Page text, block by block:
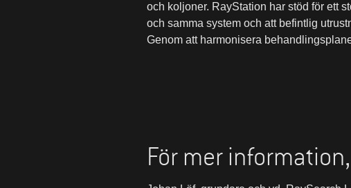
och koljoner. RayStation har stöd för ett
och samma system och att befintlig
Genom att harmonisera
För mer